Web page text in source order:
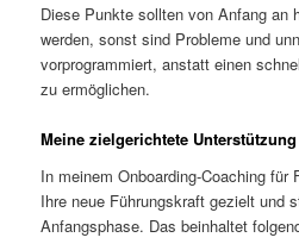
Diese Punkte sollten von Anfang an
werden, sonst sind Probleme und
vorprogrammiert, anstatt einen
zu ermöglichen.
Meine zielgerichtete
In meinem Onboarding-Coaching für
Ihre neue Führungskraft gezielt und
Anfangsphase. Das beinhaltet